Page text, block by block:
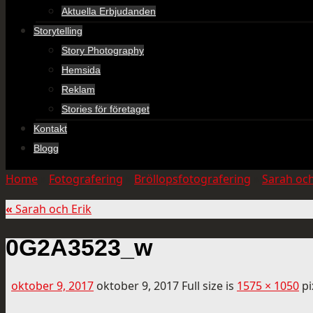
Aktuella Erbjudanden
Storytelling
Story Photography
Hemsida
Reklam
Stories för företaget
Kontakt
Blogg
Home Fotografering Bröllopsfotografering Sarah
« Sarah och Erik
0G2A3523_w
oktober 9, 2017 oktober 9, 2017 Full size is 1575 × 1050